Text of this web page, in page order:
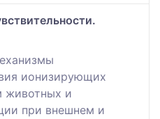
ионизирующих
животных и
при внешнем и